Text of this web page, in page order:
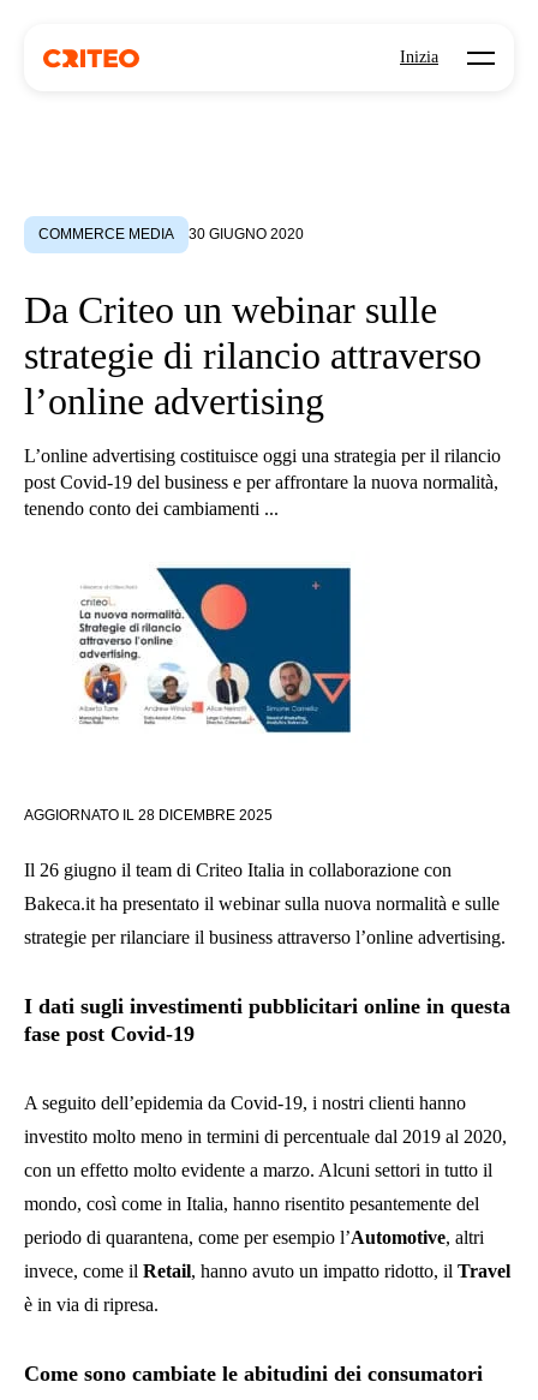
Inizia Open
COMMERCE MEDIA 30 GIUGNO 2020
Da Criteo un webinar sulle
strategie di rilancio attraverso
l’online advertising
L’online advertising costituisce oggi una strategia per il rilancio
post Covid-19 del business e per affrontare la nuova normalità,
tenendo conto dei cambiamenti ...
AGGIORNATO IL 28 DICEMBRE 2025
Il 26 giugno il team di Criteo Italia in collaborazione con
Bakeca.it ha presentato il webinar sulla nuova normalità e sulle
strategie per rilanciare il business attraverso l’online advertising.
I dati sugli investimenti pubblicitari online in questa
fase post Covid-19
A seguito dell’epidemia da Covid-19, i nostri clienti hanno
investito molto meno in termini di percentuale dal 2019 al 2020,
con un effetto molto evidente a marzo. Alcuni settori in tutto il
mondo, così come in Italia, hanno risentito pesantemente del
periodo di quarantena, come per esempio l’Automotive, altri
invece, come il Retail, hanno avuto un impatto ridotto, il Travel
è in via di ripresa.
Come sono cambiate le abitudini dei consumatori